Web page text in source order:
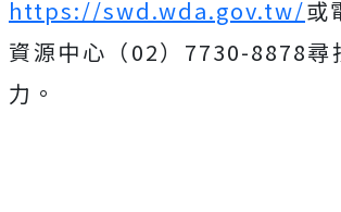
https://swd.wda.gov.tw/或
資源中心（02）7730-8878尋
力。